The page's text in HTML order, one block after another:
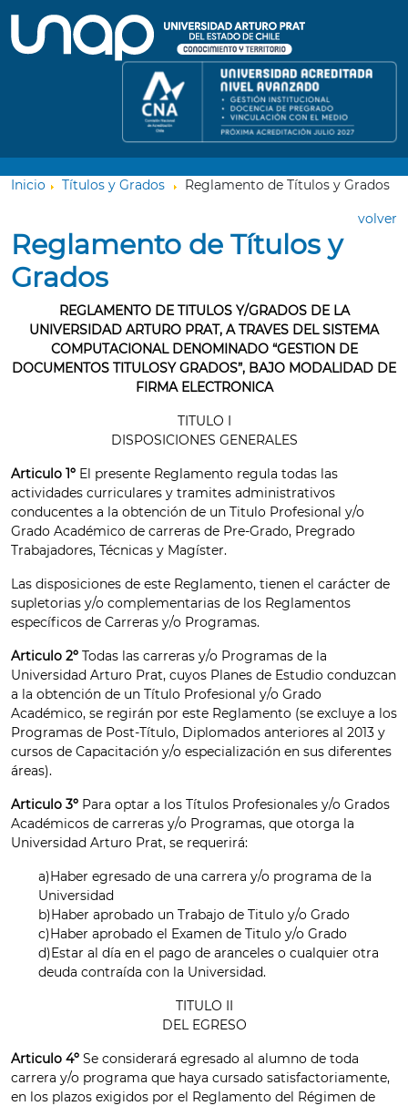
Inicio Tí­tulos y Grados Reglamento de Títulos y Grados
volver
Reglamento de Títulos y
Grados
REGLAMENTO DE TITULOS Y/GRADOS DE LA
UNIVERSIDAD ARTURO PRAT, A TRAVES DEL SISTEMA
COMPUTACIONAL DENOMINADO “GESTION DE
DOCUMENTOS TITULOSY GRADOS”, BAJO MODALIDAD DE
FIRMA ELECTRONICA
TITULO I
DISPOSICIONES GENERALES
Articulo 1º El presente Reglamento regula todas las
actividades curriculares y tramites administrativos
conducentes a la obtención de un Titulo Profesional y/o
Grado Académico de carreras de Pre-Grado, Pregrado
Trabajadores, Técnicas y Magíster.
Las disposiciones de este Reglamento, tienen el carácter de
supletorias y/o complementarias de los Reglamentos
específicos de Carreras y/o Programas.
Articulo 2º Todas las carreras y/o Programas de la
Universidad Arturo Prat, cuyos Planes de Estudio conduzcan
a la obtención de un Título Profesional y/o Grado
Académico, se regirán por este Reglamento (se excluye a los
Programas de Post-Título, Diplomados anteriores al 2013 y
cursos de Capacitación y/o especialización en sus diferentes
áreas).
Articulo 3º Para optar a los Títulos Profesionales y/o Grados
Académicos de carreras y/o Programas, que otorga la
Universidad Arturo Prat, se requerirá:
a)Haber egresado de una carrera y/o programa de la
Universidad
b)Haber aprobado un Trabajo de Titulo y/o Grado
c)Haber aprobado el Examen de Titulo y/o Grado
d)Estar al día en el pago de aranceles o cualquier otra
deuda contraída con la Universidad.
TITULO II
DEL EGRESO
Articulo 4º Se considerará egresado al alumno de toda
carrera y/o programa que haya cursado satisfactoriamente,
en los plazos exigidos por el Reglamento del Régimen de